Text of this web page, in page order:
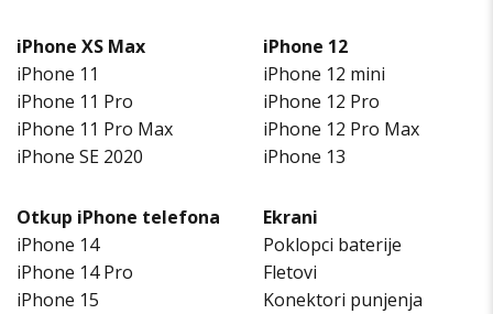
iPhone XS Max
iPhone 11
iPhone 11 Pro
iPhone 11 Pro Max
iPhone SE 2020
iPhone 12
iPhone 12 mini
iPhone 12 Pro
iPhone 12 Pro Max
iPhone 13
Otkup iPhone telefona
iPhone 14
iPhone 14 Pro
iPhone 15
Ekrani
Poklopci baterije
Fletovi
Konektori punjenja